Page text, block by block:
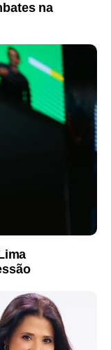
na